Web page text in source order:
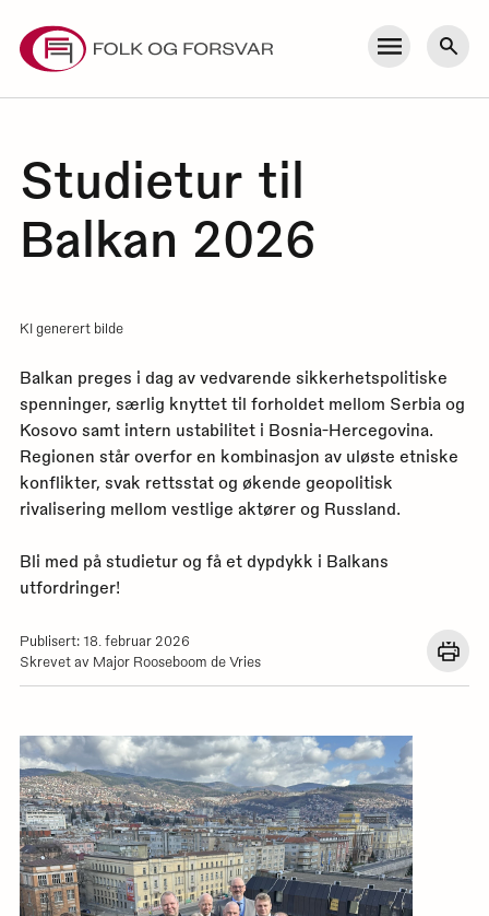
content
Meny Søk
Studietur til
Balkan 2026
KI generert bilde
Balkan preges i dag av vedvarende sikkerhetspolitiske
spenninger, særlig knyttet til forholdet mellom Serbia og
Kosovo samt intern ustabilitet i Bosnia-Hercegovina.
Regionen står overfor en kombinasjon av uløste etniske
konflikter, svak rettsstat og økende geopolitisk
rivalisering mellom vestlige aktører og Russland.
Bli med på studietur og få et dypdykk i Balkans
utfordringer!
Publisert: 18. februar 2026
Skrevet av Major Rooseboom de Vries
Åpne
en